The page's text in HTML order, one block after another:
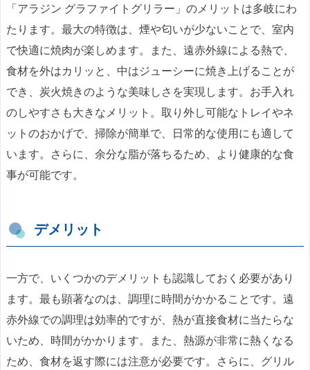
「アラジン グラファイトグリラー」のメリットは多岐にわ
たります。最大の特徴は、煙や匂いが少ないことで、室内
で快適に焼肉が楽しめます。また、遠赤外線による熱で、
食材を外はカリッと、中はジューシーに焼き上げることが
でき、炭火焼きのような美味しさを実現します。お手入れ
のしやすさも大きなメリット。取り外し可能なトレイやネ
ットのおかげで、掃除が簡単で、日常的な使用にも適して
います。さらに、余分な脂が落ちるため、より健康的な食
事が可能です。
デメリット
一方で、いくつかのデメリットも認識しておく必要があり
ます。最も顕著なのは、調理に時間がかかることです。遠
赤外線での調理は効率的ですが、熱が直接食材に当たらな
いため、時間がかかります。また、熱源が非常に熱くなる
ため、食材を返す際には注意が必要です。さらに、グリル